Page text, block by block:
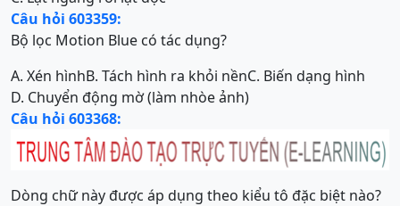
Câu hỏi 603359:
Bộ lọc Motion Blue có tác dụng?
A. Xén hìnhB. Tách hình ra khỏi nềnC. Biến dạng hình
D. Chuyển động mờ (làm nhòe ảnh)
Câu hỏi 603368:
Dòng chữ này được áp dụng theo kiểu tô đặc biệt nào?